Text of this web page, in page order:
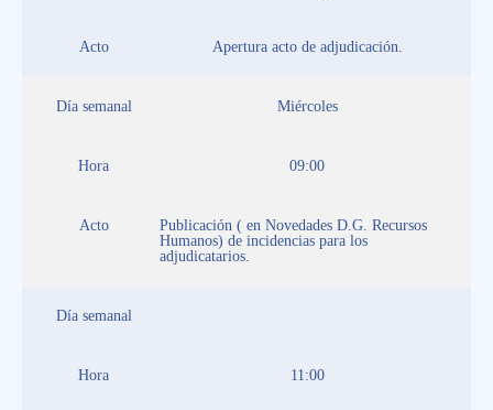
Acto Apertura acto de adjudicación.
Día semanal Miércoles
Hora 09:00
Acto
Publicación ( en Novedades D.G. Recursos
Humanos) de incidencias para los
adjudicatarios.
Día semanal
Hora 11:00